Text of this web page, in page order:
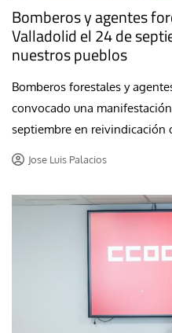
Bomberos y agentes
Valladolid el 24 de
nuestros pueblos
Bomberos forestales y
convocado una
septiembre en reivindicación
Jose Luis Palacios